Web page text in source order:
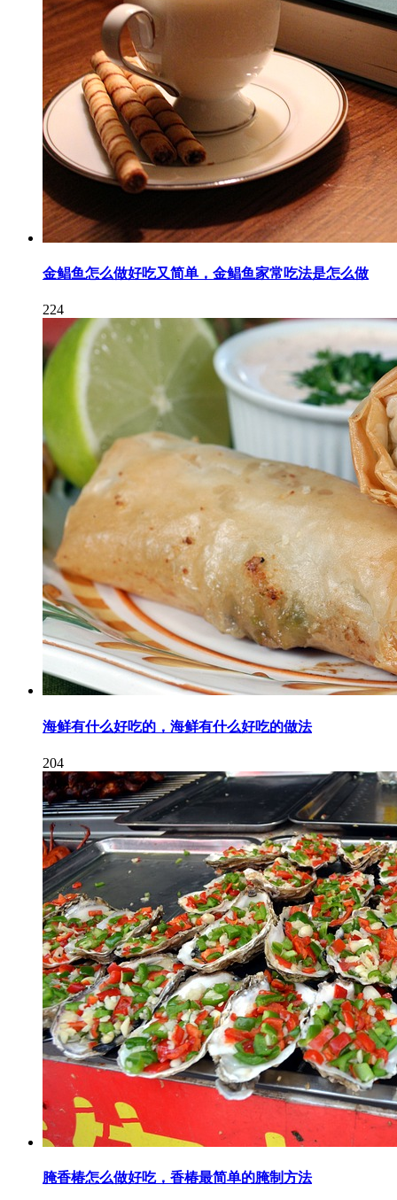
金鲳鱼怎么做好吃又简单，金鲳鱼家常吃法是怎么做
224
海鲜有什么好吃的，海鲜有什么好吃的做法
204
腌香椿怎么做好吃，香椿最简单的腌制方法